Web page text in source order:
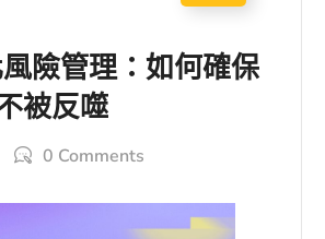
險管理：如何確保
被反噬
0 Comments